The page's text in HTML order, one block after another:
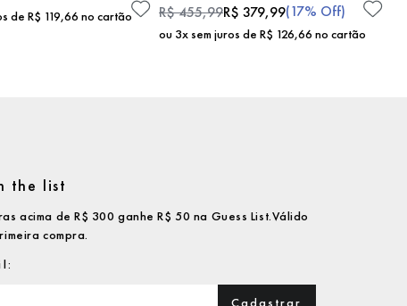
de R$ 119,66 no cartão
R$455,99R$ 379,99(17% Off)
ou 3x sem juros de R$ 126,66 no cartão
the list
acima de R$ 300 ganhe R$ 50 na Guess List.Válido
compra.
Cadastrar